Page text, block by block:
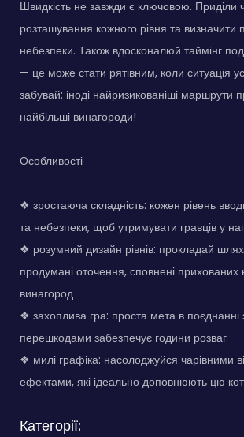
Швидкість не завжди є ключовою. Приділи
розташування кожного рівня та визначити
небезпеки. Також вдосконалюй таймінг
— це може стати рятівним, коли ситуація
забувай: іноді найризикованіші маршрути
найбільші винагороди!
Особливості
❖ зростаюча складність: кожен рівень
та небезпеки, щоб утримувати гравців у
❖ розумний дизайн рівнів: прокладай
продумані оточення, сповнені прихованих
винагород
❖ захоплива гра: проста мета в поєднанні
перешкодами забезпечує години розваг
❖ милі графіка: насолоджуйся чарівними
ефектами, які ідеально доповнюють цю
Категорії: